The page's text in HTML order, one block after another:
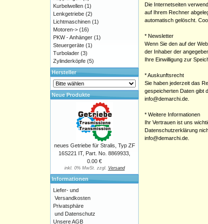
Die Internetseiten
auf Ihrem Rechner
automatisch gelöscht.
* Newsletter
Wenn Sie den auf der
der Inhaber der
Ihre Einwilligung zur
* Auskunftsrecht
Sie haben jederzeit das
gespeicherten Daten gibt
info@demarchi.de.
* Weitere Informationen
Ihr Vertrauen ist uns
Datenschutzerklärung
info@demarchi.de.
Kurbelwellen (1)
Lenkgetriebe (2)
Lichtmaschinen (1)
Motoren-> (16)
PKW - Anhänger (1)
Steuergeräte (1)
Turbolader (3)
Zylinderköpfe (5)
Hersteller
Neue Produkte
neues Getriebe für Stralis, Typ ZF
16S221 IT, Part. No. 8869933,
0.00 €
inkl. 0% MwSt. zzgl. Versand
Informationen
Liefer- und
Versandkosten
Privatsphäre
und Datenschutz
Unsere AGB